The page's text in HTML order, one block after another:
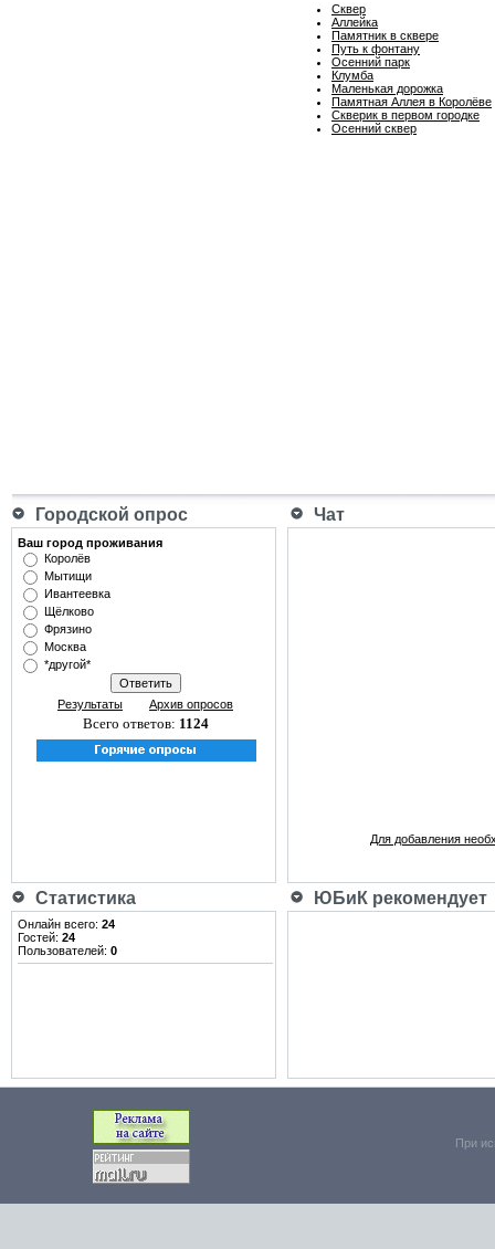
Сквер
Аллейка
Памятник в сквере
Путь к фонтану
Осенний парк
Клумба
Маленькая дорожка
Памятная Аллея в Королёве
Скверик в первом городке
Осенний сквер
Городской опрос Чат
Ваш город проживания
Королёв
Мытищи
Ивантеевка
Щёлково
Фрязино
Москва
*другой*
Результаты Архив опросов
Всего ответов: 1124
Для добавления
Статистика ЮБиК рекомендует
Онлайн всего: 24
Гостей: 24
Пользователей: 0
При